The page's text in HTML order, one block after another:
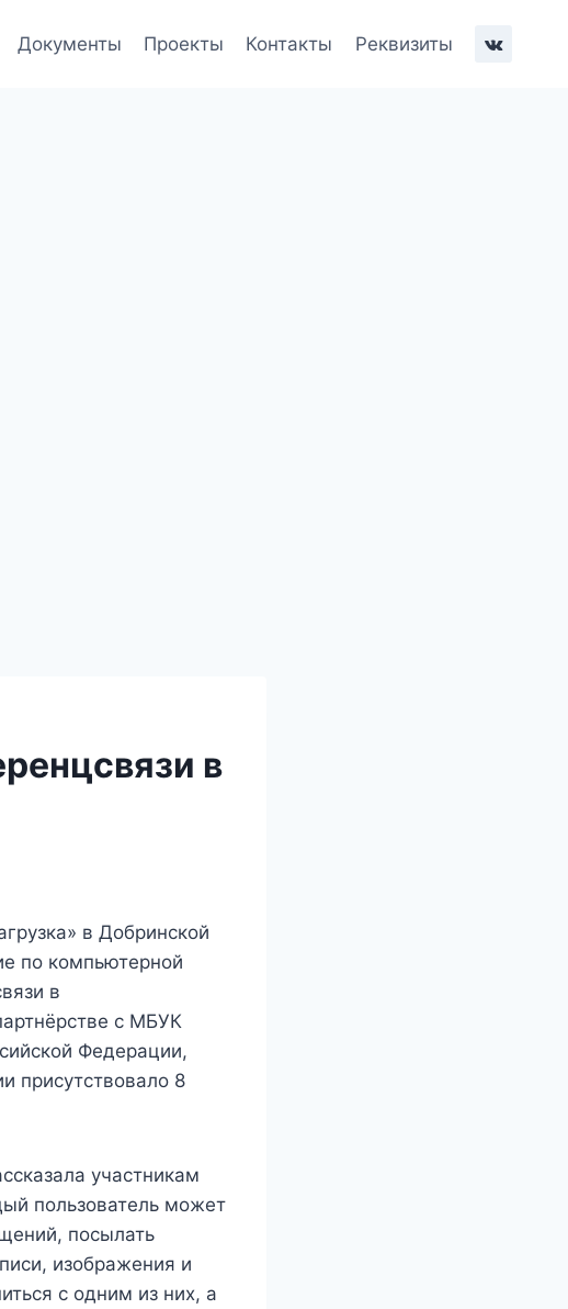
Документы Проекты Контакты Реквизиты
в
в Добринской
по компьютерной
в
с МБУК
Федерации,
присутствовало 8
участникам
пользователь может
посылать
изображения и
с одним из них, а